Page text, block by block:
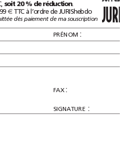
PRÉNOM :
FAX :
SIGNATURE :
TTC, soit 20% de réduction.
599 € TTCà l’ordre de JURIShebdo
acquittée dès paiement de ma souscription